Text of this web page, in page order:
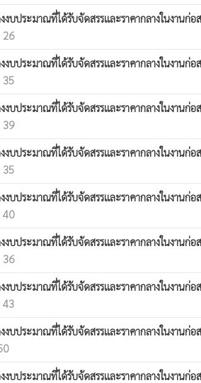
งงบประมาณที่ได้รับจัดสรรและราคากลางในงา
26
งงบประมาณที่ได้รับจัดสรรและราคากลางในงา
35
งงบประมาณที่ได้รับจัดสรรและราคากลางในง
39
งงบประมาณที่ได้รับจัดสรรและราคากลางในงา
35
งงบประมาณที่ได้รับจัดสรรและราคากลางในงาน
40
งงบประมาณที่ได้รับจัดสรรและราคากลางในงา
36
งงบประมาณที่ได้รับจัดสรรและราคากลางในงา
43
งงบประมาณที่ได้รับจัดสรรและราคากลางในงา
งงบประมาณที่ได้รับจัดสรรและราคากลางในงา